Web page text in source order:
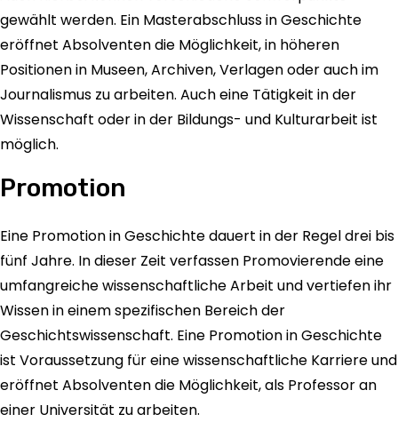
gewählt werden. Ein Masterabschluss in Geschichte
eröffnet Absolventen die Möglichkeit, in höheren
Positionen in Museen, Archiven, Verlagen oder auch im
Journalismus zu arbeiten. Auch eine Tätigkeit in der
Wissenschaft oder in der Bildungs- und Kulturarbeit ist
möglich.
Promotion
Eine Promotion in Geschichte dauert in der Regel drei bis
fünf Jahre. In dieser Zeit verfassen Promovierende eine
umfangreiche wissenschaftliche Arbeit und vertiefen ihr
Wissen in einem spezifischen Bereich der
Geschichtswissenschaft. Eine Promotion in Geschichte
ist Voraussetzung für eine wissenschaftliche Karriere und
eröffnet Absolventen die Möglichkeit, als Professor an
einer Universität zu arbeiten.